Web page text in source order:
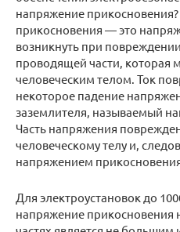
напряжение
прикосновения — это
возникнуть при
проводящей части, которая
человеческим телом. Ток
некоторое падение
заземлителя, называемый
Часть напряжения
человеческому телу и,
напряжением
Для электроустановок до
напряжение